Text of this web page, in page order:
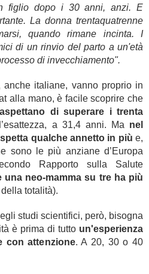
figlio dopo i 30 anni, anzi. E
La donna trentaquatrenne
quando rimane incinta. I
di un rinvio del parto a un'età
di invecchiamento".
anche italiane, vanno proprio in
alla mano, è facile scoprire che
di superare i trenta
a 31,4 anni. Ma nel
qualche annetto in più e,
sono le più anziane d’Europa
Rapporto sulla Salute
una neo-mamma su tre ha più
totalità).
studi scientifici, però, bisogna
è prima di tutto un'esperienza
con attenzione. A 20, 30 o 40